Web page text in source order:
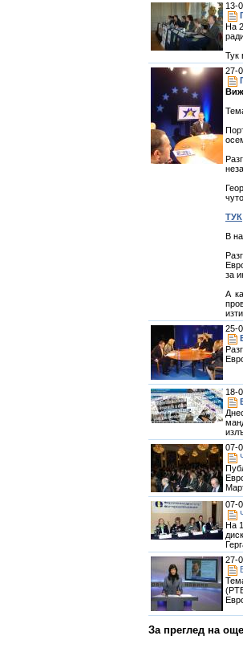
13-
На
Тук
27-
ТУК
В
за
А
25-
18-
07-
07-
На
27-
За преглед на